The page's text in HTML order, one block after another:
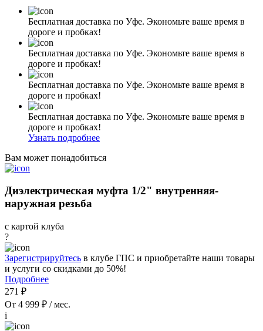
Бесплатная доставка по Уфе. Экономьте ваше время в
дороге и пробках!
Бесплатная доставка по Уфе. Экономьте ваше время в
дороге и пробках!
Бесплатная доставка по Уфе. Экономьте ваше время в
дороге и пробках!
Бесплатная доставка по Уфе. Экономьте ваше время в
дороге и пробках!
Узнать подробнее
Вам может понадобиться
Диэлектрическая муфта 1/2" внутренняя-
наружная резьба
с картой клуба
?
Зарегистрируйтесь в клубе ГПС и приобретайте наши товары
и услуги со скидками до 50%!
Подробнее
271 ₽
От 4 999 ₽ / мес.
i